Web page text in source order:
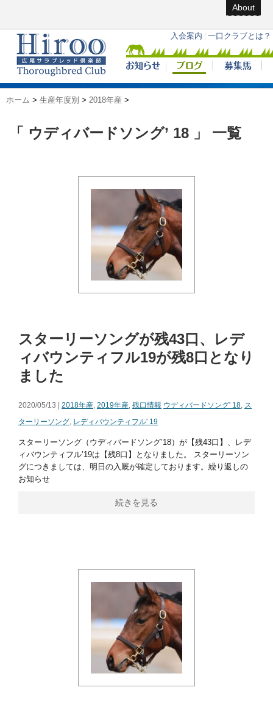
About
ホーム > 生産年度別 > 2018年産 >
「 ウディバードソング’ 18 」 一覧
スターリーソングが残43口、レデ
ィバウンティフル19が残8口となり
ました
2020/05/13 | 2018年産, 2019年産, 残口情報 ウディバードソング' 18, ス
ターリーソング, レディバウンティフル' 19
スターリーソング（ウディバードソング’18）が【残43口】、レデ
ィバウンティフル’19は【残8口】となりました。 スターリーソン
グにつきましては、明日の入厩が確定しております。繰り返しの
お知らせ
続きを見る